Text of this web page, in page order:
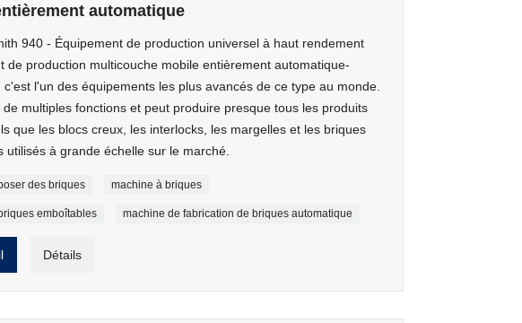
automatique
940 - Équipement de production universel à haut rendement
de production multicouche mobile entièrement automatique-
l'un des équipements les plus avancés de ce type au monde.
de multiples fonctions et peut produire presque tous les produits
que les blocs creux, les interlocks, les margelles et les briques
utilisés à grande échelle sur le marché.
des briques machine à briques
emboîtables machine de fabrication de briques automatique
Détails